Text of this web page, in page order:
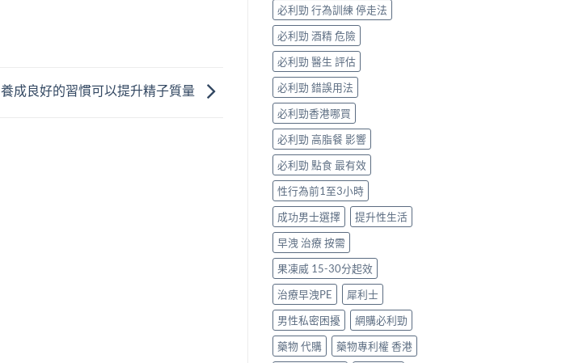
養成良好的習慣可以提升精子質量
＋
PE〉
中
必利勁 行為訓練 停走法
必利勁 酒精 危險
必利勁 醫生 評估
必利勁 錯誤用法
必利勁香港哪買
必利勁 高脂餐 影響
必利勁 點食 最有效
性行為前1至3小時
成功男士選擇
提升性生活
早洩 治療 按需
果凍威 15-30分起效
治療早洩PE
犀利士
男性私密困擾
網購必利勁
藥物 代購
藥物專利權 香港